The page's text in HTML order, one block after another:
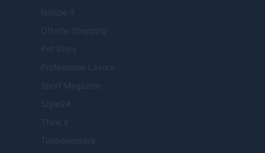
Notizie.it
Offerte Shopping
Pet Story
Professione Lavoro
Sport Magazine
Style24
Think.it
Tuobenessere